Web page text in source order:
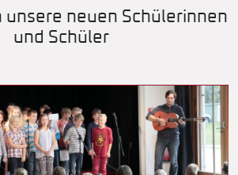
unsere neuen Schülerinnen
und Schüler